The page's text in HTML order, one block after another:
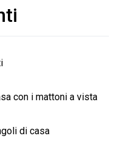
con i mattoni a vista
di casa